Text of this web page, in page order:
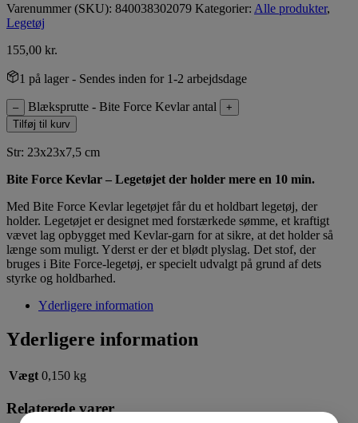
Varenummer (SKU): 840038302079 Kategorier: Alle produkter,
Legetøj
155,00 kr.
1 på lager - Sendes inden for 1-2 arbejdsdage
– Blæksprutte - Bite Force Kevlar antal
+
Tilføj til kurv
Str: 23x23x7,5 cm
Bite Force Kevlar – Legetøjet der holder mere en 10 min.
Med Bite Force Kevlar legetøjet får du et holdbart legetøj, der
holder. Legetøjet er designet med forstærkede sømme, et kraftigt
vævet lag opbygget med Kevlar-garn for at sikre, at det holder så
længe som muligt. Yderst er der et blødt plyslag. Det stof, der
bruges i Bite Force-legetøj, er specielt udvalgt på grund af dets
styrke og holdbarhed.
Yderligere information
Yderligere information
Vægt 0,150 kg
Relaterede varer